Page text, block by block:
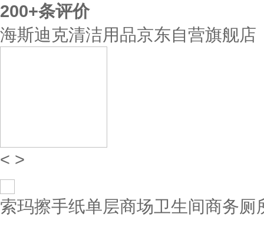
200+条评价
海斯迪克清洁用品京东自营旗舰店
< >
索玛擦手纸单层商场卫生间商务